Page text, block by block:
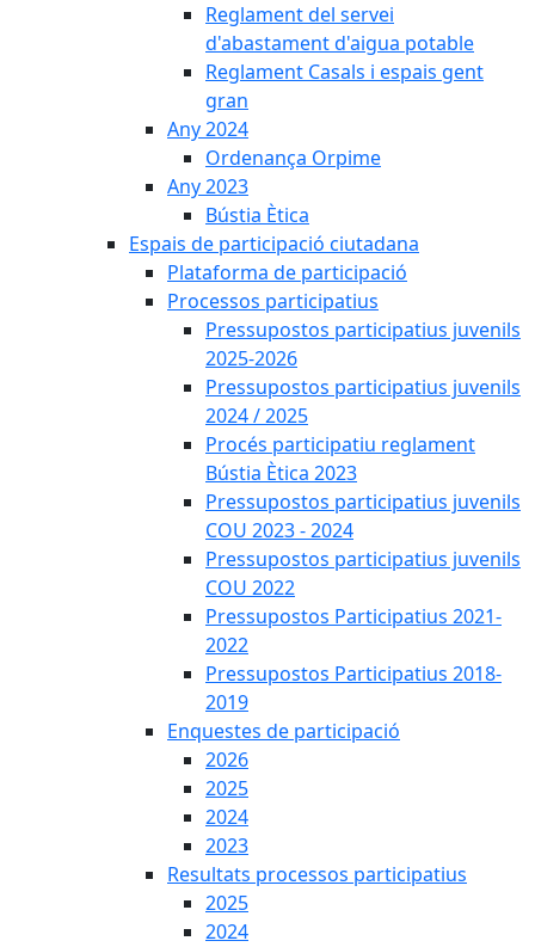
Reglament del servei
d'abastament d'aigua potable
Reglament Casals i espais gent
gran
Any 2024
Ordenança Orpime
Any 2023
Bústia Ètica
Espais de participació ciutadana
Plataforma de participació
Processos participatius
Pressupostos participatius juvenils
2025-2026
Pressupostos participatius juvenils
2024 / 2025
Procés participatiu reglament
Bústia Ètica 2023
Pressupostos participatius juvenils
COU 2023 - 2024
Pressupostos participatius juvenils
COU 2022
Pressupostos Participatius 2021-
2022
Pressupostos Participatius 2018-
2019
Enquestes de participació
2026
2025
2024
2023
Resultats processos participatius
2025
2024